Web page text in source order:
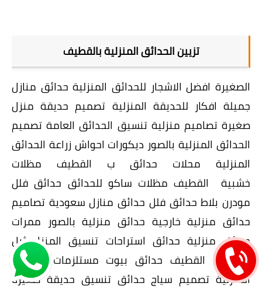
تزيين الحدائق المنزلية بالقطيف
الصغيرة افضل الاشجار للحدائق المنزلية حدائق منازل
جميلة افكار للحديقة المنزلية تصميم حديقة منزل
صغيرة تصاميم منزلية تنسيق الحدائق العامة تصميم
الحدائق المنزلية بالصور ديكورات احواش زراعة الحدائق
المنزلية محلات حدائق ب القطيف مظلات
خشبية القطيف مظلات ساكو للحدائق حدائق فلل
مودرن بلاط حدائق فلل حدائق منازل سعودية تصاميم
حدائق منزلية خارجية حدائق منزلية بالصور ممرات
حدائق منزلية حدائق استراحات تنسيق المنزل ثيل
صناعي القطيف حدائق بيوت مستلزمات الحدائق
المنزلية تصميم سياج حدائق تنسيق حديقة صغيرة